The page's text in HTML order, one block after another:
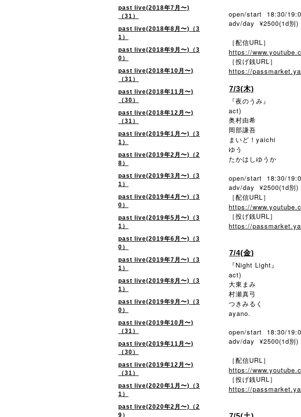
past live(2018年7月〜)
（31）
past live(2018年8月〜)（3
1）
past live(2018年9月〜)（3
0）
past live(2018年10月〜)
（31）
past live(2018年11月〜)
（30）
past live(2018年12月〜)
（31）
past live(2019年1月〜)（3
1）
past live(2019年2月〜)（2
8）
past live(2019年3月〜)（3
1）
past live(2019年4月〜)（3
0）
past live(2019年5月〜)（3
1）
past live(2019年6月〜)（3
0）
past live(2019年7月〜)（3
1）
past live(2019年8月〜)（3
1）
past live(2019年9月〜)（3
0）
past live(2019年10月〜)
（31）
past live(2019年11月〜)
（30）
past live(2019年12月〜)
（31）
past live(2020年1月〜)（3
1）
past live(2020年2月〜)（2
9）
open/start 18:30/
adv/day ¥2500(1d別)
［配信URL］
https://
［投げ銭URL］
https://
7/3(木)
『夜のうみ』
act)
奥村由希
岡部謙吾
まいど！yaichi
ゆう
たかはしゆうか
open/start 18:30/
adv/day ¥2500(1d別)
［配信URL］
https://
［投げ銭URL］
https://
7/4(金)
『Night Light』
act)
大東まみ
村瀬真弓
つきみるく
ayano.
open/start 18:30/
adv/day ¥2500(1d別)
［配信URL］
https://
［投げ銭URL］
https://